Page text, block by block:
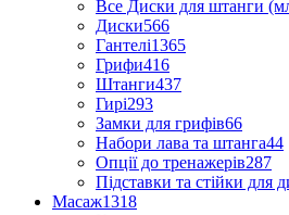
Все Диски для штанги
Диски566
Гантелі1365
Грифи416
Штанги437
Гирі293
Замки для грифів66
Набори лава та штанга44
Опції до тренажерів287
Підставки та стійки для
Масаж1318